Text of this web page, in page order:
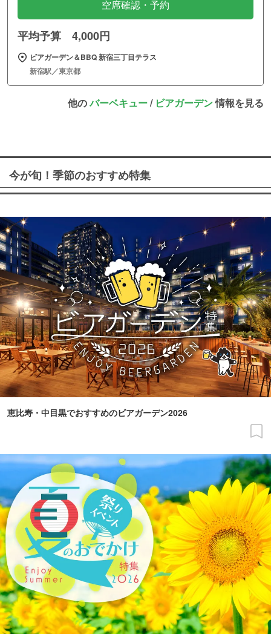
空席確認・予約
平均予算 4,000円
ビアガーデン＆BBQ 新宿三丁目テラス
新宿駅／東京都
他のバーベキュー/ ビアガーデン情報を見る
今が旬！季節のおすすめ特集
恵比寿・中目黒でおすすめのビアガーデン2026